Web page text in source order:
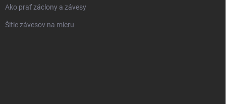
Ako prať záclony a závesy
Šitie závesov na mieru